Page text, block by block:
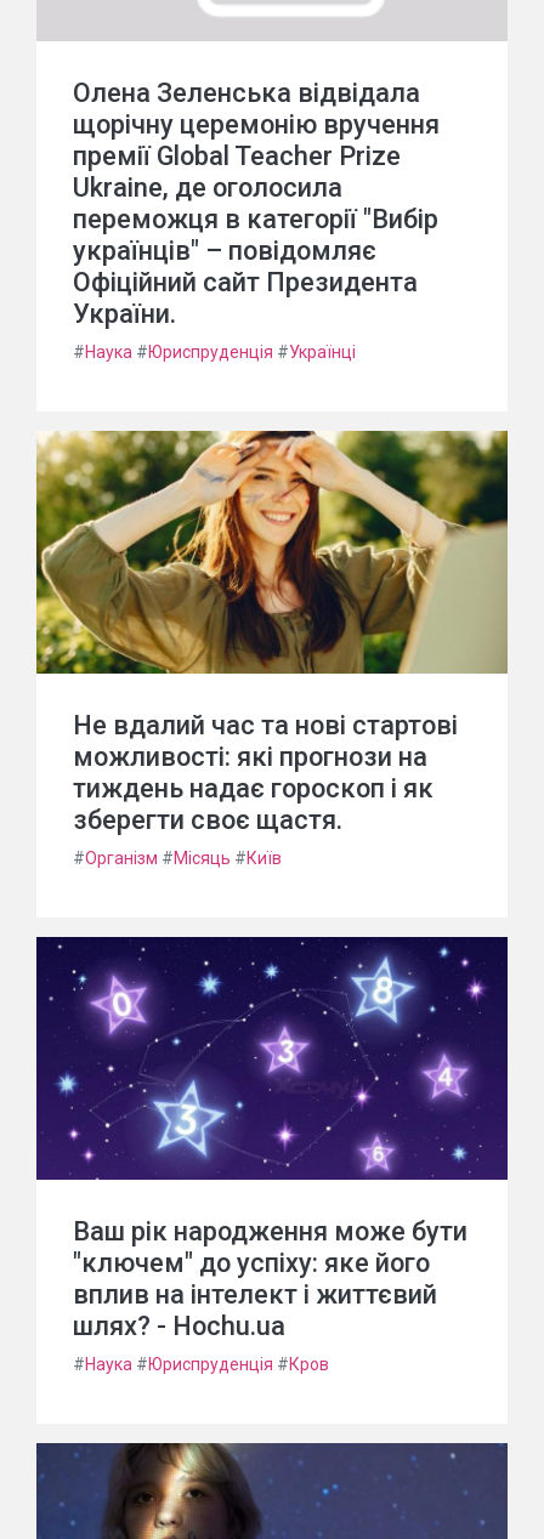
Олена Зеленська відвідала
щорічну церемонію вручення
премії Global Teacher Prize
Ukraine, де оголосила
переможця в категорії "Вибір
українців" – повідомляє
Офіційний сайт Президента
України.
#Наука #Юриспруденція #Українці
Не вдалий час та нові стартові
можливості: які прогнози на
тиждень надає гороскоп і як
зберегти своє щастя.
#Організм #Місяць #Київ
Ваш рік народження може бути
"ключем" до успіху: яке його
вплив на інтелект і життєвий
шлях? - Hochu.ua
#Наука #Юриспруденція #Кров